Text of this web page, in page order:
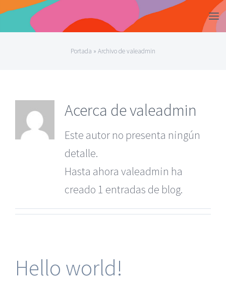
Saltar
Portada » Archivo de valeadmin
Acerca devaleadmin
Este autor no presenta ningún
detalle.
Hasta ahora valeadmin ha
creado 1 entradas de blog.
Hello world!